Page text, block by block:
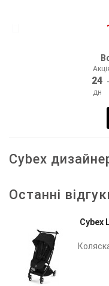
24
дн
Cybex
Останні
Cybex
Коляска